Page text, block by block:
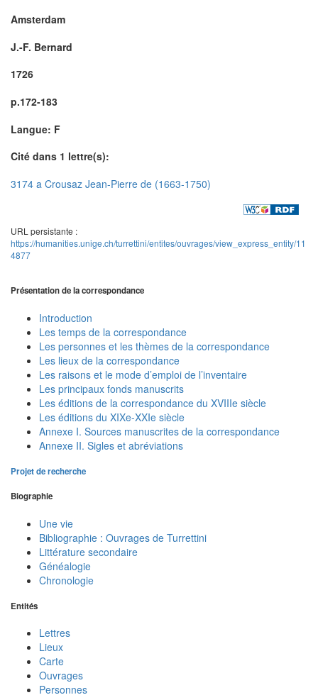
Amsterdam
J.-F. Bernard
1726
p.172-183
Langue: F
Cité dans 1 lettre(s):
3174 a Crousaz Jean-Pierre de (1663-1750)
URL persistante :
https://humanities.unige.ch/turrettini/entites/ouvrages/view_express_entity/11
4877
Présentation de la correspondance
Introduction
Les temps de la correspondance
Les personnes et les thèmes de la correspondance
Les lieux de la correspondance
Les raisons et le mode d’emploi de l’inventaire
Les principaux fonds manuscrits
Les éditions de la correspondance du XVIIIe siècle
Les éditions du XIXe-XXIe siècle
Annexe I. Sources manuscrites de la correspondance
Annexe II. Sigles et abréviations
Projet de recherche
Biographie
Une vie
Bibliographie : Ouvrages de Turrettini
Littérature secondaire
Généalogie
Chronologie
Entités
Lettres
Lieux
Carte
Ouvrages
Personnes